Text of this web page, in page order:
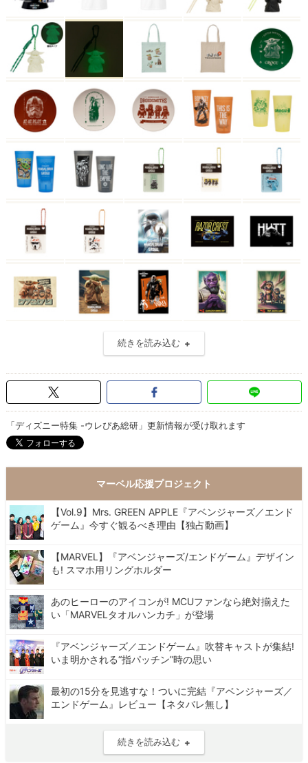
続きを読み込む
「ディズニー特集 -ウレぴあ総研」更新情報が受け取れます
マーベル応援プロジェクト
【Vol.9】Mrs. GREEN APPLE『アベンジャーズ／エンド
ゲーム』今すぐ観るべき理由【独占動画】
【MARVEL】『アベンジャーズ/エンドゲーム』デザイン
も! スマホ用リングホルダー
あのヒーローのアイコンが! MCUファンなら絶対揃えた
い「MARVELタオルハンカチ」が登場
『アベンジャーズ／エンドゲーム』吹替キャストが集結!
いま明かされる“指パッチン”時の思い
最初の15分を見逃すな！ついに完結『アベンジャーズ／
エンドゲーム』レビュー【ネタバレ無し】
続きを読み込む